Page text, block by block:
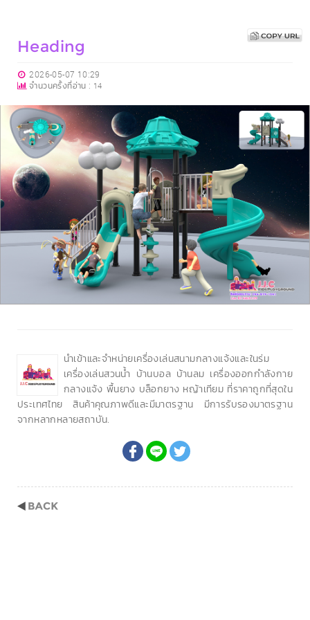
Heading
2026-05-07 10:29
จำนวนครั้งที่อ่าน : 14
นำเข้าและจำหน่ายเครื่องเล่นสนามกลางแจ้งและในร่ม
เครื่องเล่นสวนน้ำ บ้านบอล บ้านลม เครื่องออกกำลังกาย
กลางแจ้ง พื้นยาง บล็อกยาง หญ้าเทียม ที่ราคาถูกที่สุดใน
ประเทศไทย สินค้าคุณภาพดีและมีมาตรฐาน มีการรับรองมาตรฐาน
จากหลากหลายสถาบัน.